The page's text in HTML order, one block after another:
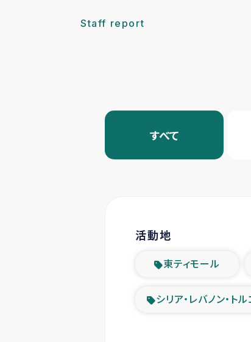
Staff report
すべて
活動地
東ティモール
シリア・レバノン・トル